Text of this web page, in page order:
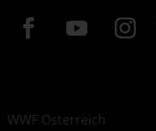
WWF Österreich